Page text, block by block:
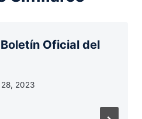
Oficial del
2023